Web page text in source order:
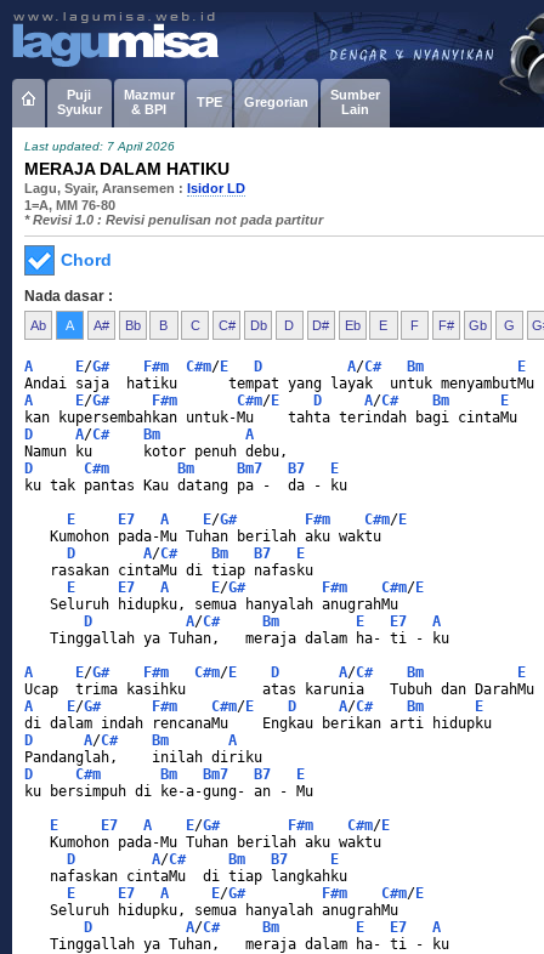
Puji
Syukur
Mazmur
& BPI
TPE Gregorian
Sumber
Lain
Last updated: 7 April 2026
MERAJA DALAM HATIKU
Lagu, Syair, Aransemen : Isidor LD
1=A, MM 76-80
* Revisi 1.0 : Revisi penulisan not pada partitur
Chord
Nada dasar :
Ab A A# Bb B C C# Db D D# Eb E F F# Gb G
A E/G# F#m C#m/E D A/C# Bm
E
Andai saja  hatiku      tempat yang layak  untuk menyambutMu
A
E/G# F#m C#m/E D A/C# Bm
E
kan kupersembahkan untuk-Mu    tahta terindah bagi cintaMu
D
A/C# Bm
A
Namun ku      kotor penuh debu,
D
C#m Bm Bm7 B7
E
ku tak pantas Kau datang pa -  da - ku
E
E7 A E/G# F#m C#m/E
   Kumohon pada-Mu Tuhan berilah aku waktu
D
A/C# Bm B7
E
   rasakan cintaMu di tiap nafasku
E
E7 A E/G# F#m C#m/E
   Seluruh hidupku, semua hanyalah anugrahMu
D
A/C# Bm E E7
A
   Tinggallah ya Tuhan,   meraja dalam ha- ti - ku
A
E/G# F#m C#m/E D A/C# Bm
E
Ucap  trima kasihku         atas karunia   Tubuh dan DarahMu
A
E/G# F#m C#m/E D A/C# Bm
E
di dalam indah rencanaMu    Engkau berikan arti hidupku
D
A/C# Bm
A
Pandanglah,    inilah diriku
D
C#m Bm Bm7 B7
E
ku bersimpuh di ke-a-gung- an - Mu
E
E7 A E/G# F#m C#m/E
   Kumohon pada-Mu Tuhan berilah aku waktu
D
A/C# Bm B7
E
   nafaskan cintaMu  di tiap langkahku
E
E7 A E/G# F#m C#m/E
   Seluruh hidupku, semua hanyalah anugrahMu
D
A/C# Bm E E7
A
   Tinggallah ya Tuhan,   meraja dalam ha- ti - ku